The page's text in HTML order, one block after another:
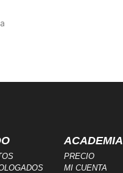
ACADEMIA
PRECIO
MI CUENTA